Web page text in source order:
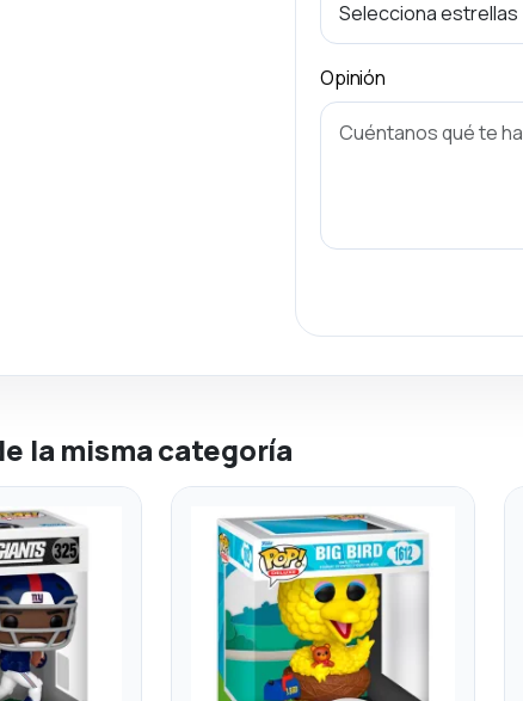
Opinión
la misma categoría